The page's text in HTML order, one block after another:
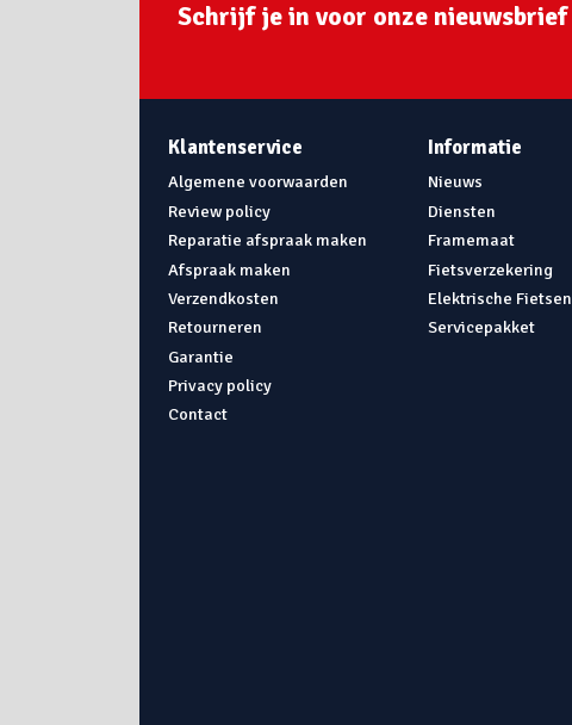
Schrijf je in voor onze nieuwsbrief
Klantenservice
Algemene voorwaarden
Review policy
Reparatie afspraak maken
Afspraak maken
Verzendkosten
Retourneren
Garantie
Privacy policy
Contact
Informatie
Nieuws
Diensten
Framemaat
Fietsverzekering
Elektrische Fietsen
Servicepakket